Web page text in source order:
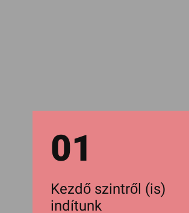
01
Kezdő szintről (is)
indítunk